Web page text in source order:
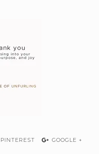
PINTEREST GOOGLE +